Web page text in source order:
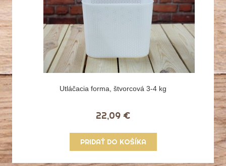
Utláčacia forma, štvorcová 3-4 kg
22,09 €
PRIDAŤ DO KOŠÍKA